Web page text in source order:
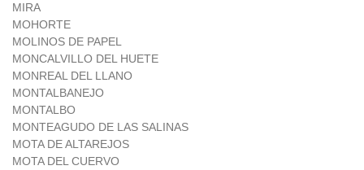
MIRA
MOHORTE
MOLINOS DE PAPEL
MONCALVILLO DEL HUETE
MONREAL DEL LLANO
MONTALBANEJO
MONTALBO
MONTEAGUDO DE LAS SALINAS
MOTA DE ALTAREJOS
MOTA DEL CUERVO